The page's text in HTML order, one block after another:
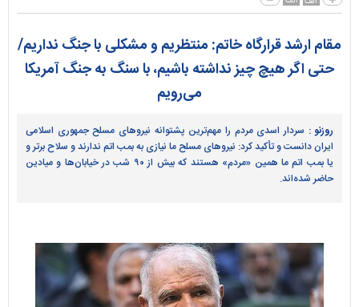
مقام ارشد قرارگاه خاتم: منتظریم و مشکلی با جنگ نداریم/
حتی اگر هیچ چیز نداشته باشیم، با سنگ به جنگ آمریکا
می‌رویم
روزنو : سردار اسدی مردم را مهم‌ترین پشتوانه نیروهای مسلح جمهوری اسلامی
ایران دانست و تأکید کرد: نیروهای مسلح ما نیازی به بمب اتم ندارند و سلاح برتر و
یا بمب اتم ما همین «مردم» هستند که بیش از ۹۰ شب در خیابان‌ها و میادین
حاضر شده‌اند.